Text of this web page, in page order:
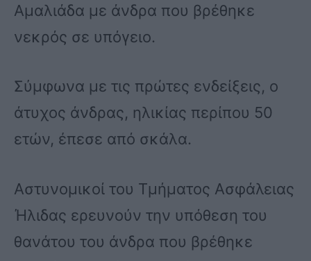
Αμαλιάδα με άνδρα που βρέθηκε
νεκρός σε υπόγειο.
Σύμφωνα με τις πρώτες ενδείξεις, ο
άτυχος άνδρας, ηλικίας περίπου 50
ετών, έπεσε από σκάλα.
Αστυνομικοί του Τμήματος Ασφάλειας
Ήλιδας ερευνούν την υπόθεση του
θανάτου του άνδρα που βρέθηκε